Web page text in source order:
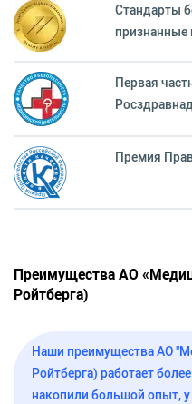
Стандарты
признанные
Первая
Премия
Преимущества АО
Ройтберга)
Наши преимущества АО
Ройтберга) работает
накопили большой опыт,